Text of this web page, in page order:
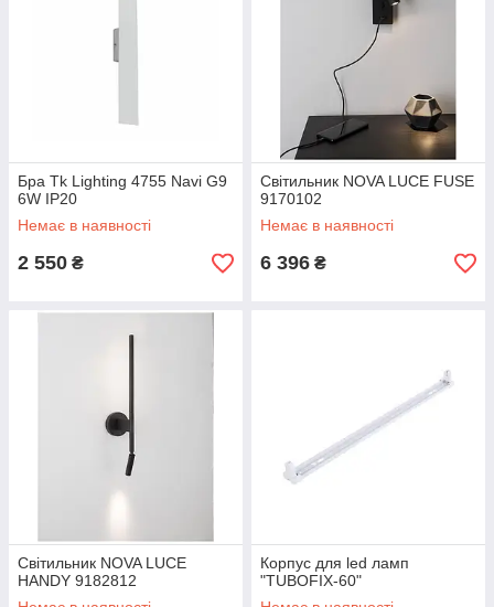
Бра Tk Lighting 4755 Navi G9
6W IP20
Немає в наявності
2 550 ₴
Світильник NOVA LUCE FUSE
9170102
Немає в наявності
6 396 ₴
Світильник NOVA LUCE
HANDY 9182812
Корпус для led ламп
"TUBOFIX-60"